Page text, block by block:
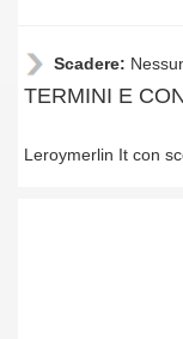
Scadere:
TERMINI E
Leroymerlin It con